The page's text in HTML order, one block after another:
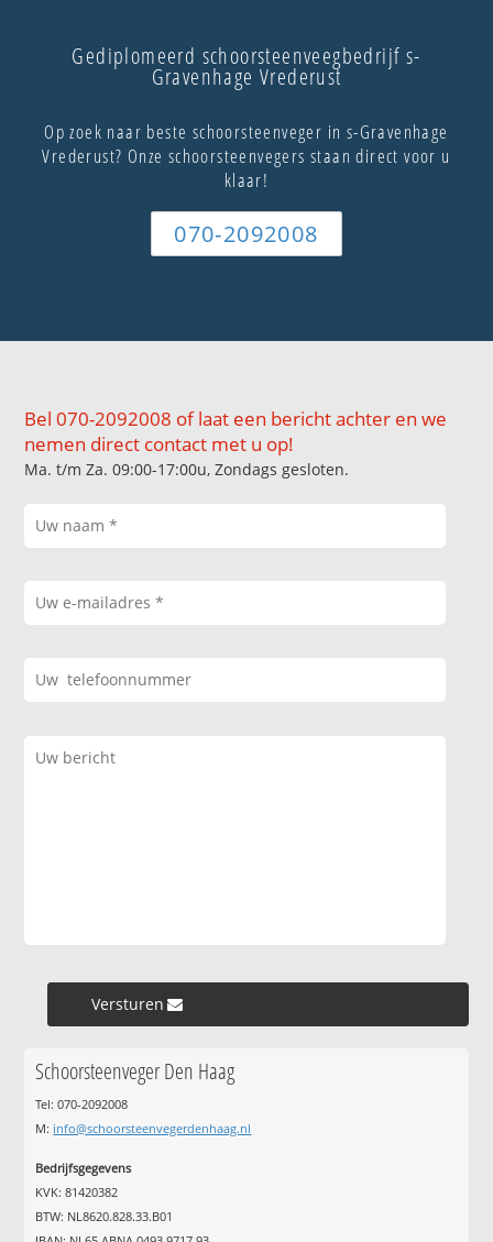
Gediplomeerd schoorsteenveegbedrijf s-
Gravenhage Vrederust
Op zoek naar beste schoorsteenveger in s-Gravenhage
Vrederust? Onze schoorsteenvegers staan direct voor u
klaar!
070-2092008
Bel 070-2092008 of laat een bericht achter en we
nemen direct contact met u op!
Ma. t/m Za. 09:00-17:00u, Zondags gesloten.
Versturen »
Schoorsteenveger Den Haag
Tel: 070-2092008
M: info@schoorsteenvegerdenhaag.nl
Bedrijfsgegevens
KVK: 81420382
BTW: NL8620.828.33.B01